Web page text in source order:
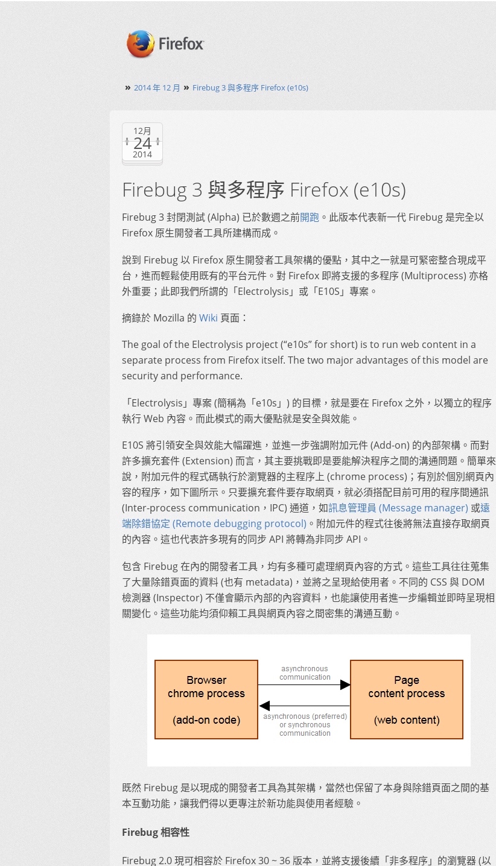
» 2014 年 12 月 » Firebug 3 與多程序 Firefox (e10s)
12月
24
2014
Firebug 3 與多程序 Firefox (e10s)
Firebug 3 封閉測試 (Alpha) 已於數週之前開跑 。此版本代表新一代 Firebug 是完全以
Firefox 原生開發者工具所建構而成。
說到 Firebug 以 Firefox 原生開發者工具架構的優點，其中之一就是可緊密整合現成平
台，進而輕鬆使用既有的平台元件。對 Firefox 即將支援的多程序 (Multiprocess) 亦格
外重要；此即我們所謂的「Electrolysis」或「E10S」專案。
摘錄於 Mozilla 的 Wiki 頁面：
The goal of the Electrolysis project (“e10s” for short) is to run web content in a
separate process from Firefox itself. The two major advantages of this model are
security and performance.
「Electrolysis」專案 (簡稱為「e10s」) 的目標，就是要在 Firefox 之外，以獨立的程序
執行 Web 內容。而此模式的兩大優點就是安全與效能。
E10S 將引領安全與效能大幅躍進，並進一步強調附加元件 (Add-on) 的內部架構。而對
許多擴充套件 (Extension) 而言，其主要挑戰即是要能解決程序之間的溝通問題。簡單來
說，附加元件的程式碼執行於瀏覽器的主程序上 (chrome process)；有別於個別網頁內
容的程序，如下圖所示。只要擴充套件要存取網頁，就必須搭配目前可用的程序間通訊
(Inter-process communication，IPC) 通道，如訊息管理員 (Message manager) 或遠
端除錯協定 (Remote debugging protocol) 。附加元件的程式往後將無法直接存取網頁
的內容。這也代表許多現有的同步 API 將轉為非同步 API。
包含 Firebug 在內的開發者工具，均有多種可處理網頁內容的方式。這些工具往往蒐集
了大量除錯頁面的資料 (也有 metadata)，並將之呈現給使用者。不同的 CSS 與 DOM
檢測器 (Inspector) 不僅會顯示內部的內容資料，也能讓使用者進一步編輯並即時呈現相
關變化。這些功能均須仰賴工具與網頁內容之間密集的溝通互動。
既然 Firebug 是以現成的開發者工具為其架構，當然也保留了本身與除錯頁面之間的基
本互動功能，讓我們得以更專注於新功能與使用者經驗。
Firebug 相容性
Firebug 2.0 現可相容於 Firefox 30 ~ 36 版本，並將支援後續「非多程序」的瀏覽器 (以